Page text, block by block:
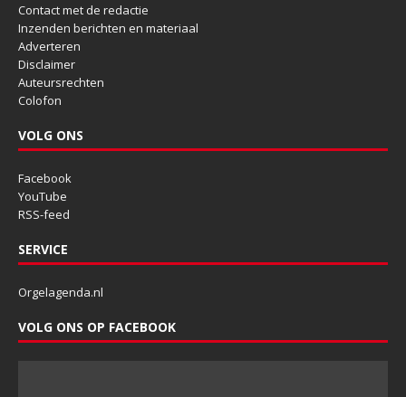
Contact met de redactie
Inzenden berichten en materiaal
Adverteren
Disclaimer
Auteursrechten
Colofon
VOLG ONS
Facebook
YouTube
RSS-feed
SERVICE
Orgelagenda.nl
VOLG ONS OP FACEBOOK